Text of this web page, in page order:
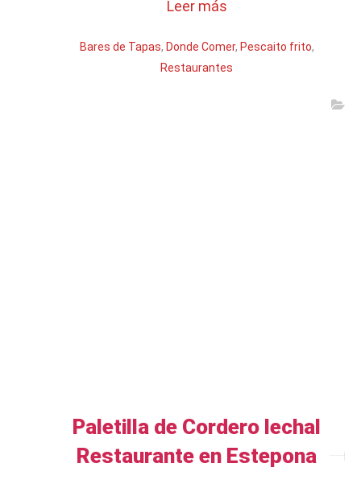
Leer más
Bares de Tapas, Donde Comer, Pescaito frito,
Restaurantes
Paletilla de Cordero lechal
Restaurante en Estepona